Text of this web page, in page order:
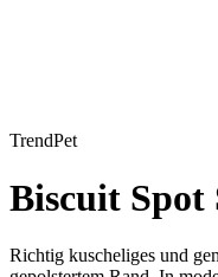
TrendPet
Biscuit Spot
Richtig kuscheliges und